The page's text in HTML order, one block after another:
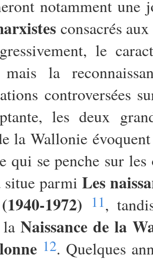
notamment une
consacrés
le
mais la
controversées
les deux
la Wallonie
qui se penche sur
parmi Les
1972) 11,
laNaissance de la
12. Quelques